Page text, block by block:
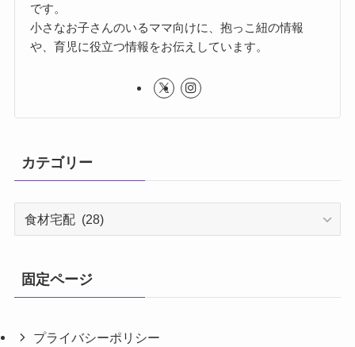
です。
小さなお子さんのいるママ向けに、抱っこ紐の情報
や、育児に役立つ情報をお伝えしています。
カテゴリー
リ
ー
固定ページ
プライバシーポリシー